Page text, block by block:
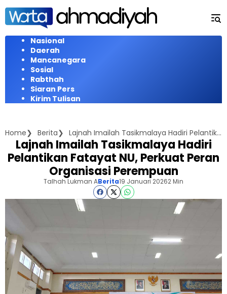
Langsung
konten
Nasional
Daerah
Mancanegara
Sosial
Rabthah
Siaran Pers
Kirim Tulisan
Home Berita Lajnah Imailah Tasikmalaya Hadiri Pelantikan Fatayat NU, Perkuat Peran Organisasi Perempuan
Lajnah Imailah Tasikmalaya Hadiri
Pelantikan Fatayat NU, Perkuat Peran
Organisasi Perempuan
Talhah Lukman ABerita19 Januari 20262 Min